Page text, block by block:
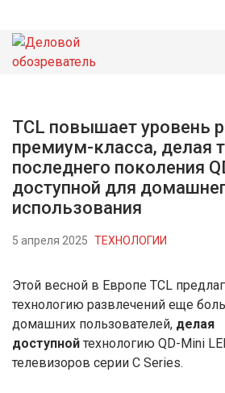
НОВОСТИ
TCL повышает уровень
премиум-класса, делая
последнего поколения
доступной для
использования
5 апреля 2025 ТЕХНОЛОГИИ
Этой весной в Европе TCL
технологию развлечений еще
домашних пользователей, делая
доступной технологию QD-Mini
телевизоров серии C Series.